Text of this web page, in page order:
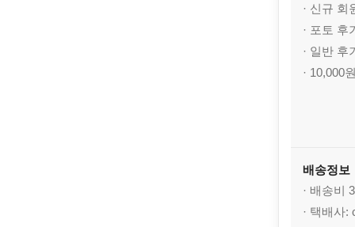
· 신규
· 포토
· 일반
· 10,000
배송정보
· 배송비
· 택배사: